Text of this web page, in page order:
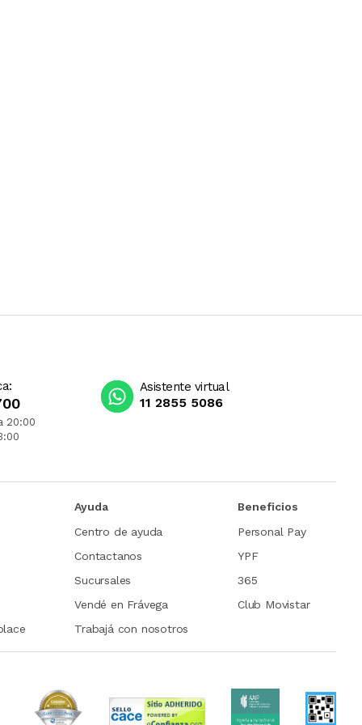
20:00
Asistente virtual
11 2855 5086
Ayuda
Centro de ayuda
Contactanos
Sucursales
Vendé en Frávega
Trabajá con nosotros
Beneficios
Personal Pay
YPF
365
Club Movistar